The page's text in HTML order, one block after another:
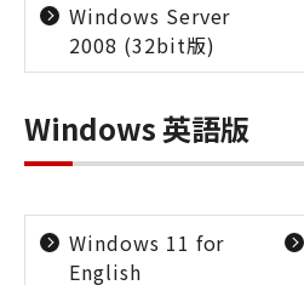
Windows Server
2008 (32bit版)
Windows 英語版
Windows 11 for
English